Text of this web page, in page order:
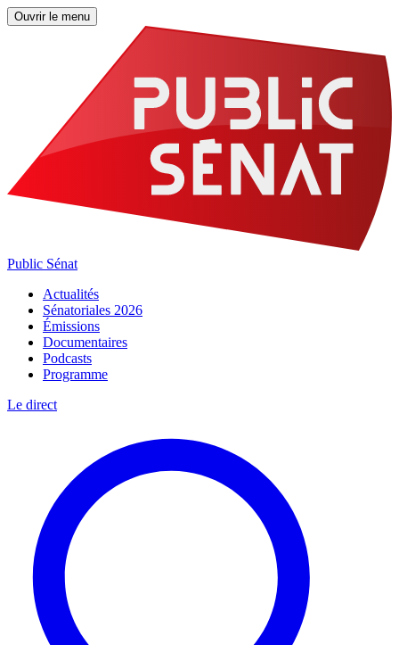
Ouvrir le menu
Public Sénat
Actualités
Sénatoriales 2026
Émissions
Documentaires
Podcasts
Programme
Le direct